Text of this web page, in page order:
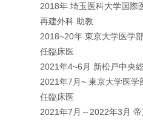
2018年 埼玉医科大学国際
再建外科 助教
2018~20年 東京大学医学
任臨床医
2021年4~6月 新松戸中央
2021年7月~ 東京大学医学
任臨床医
2021年7月～2022年3月